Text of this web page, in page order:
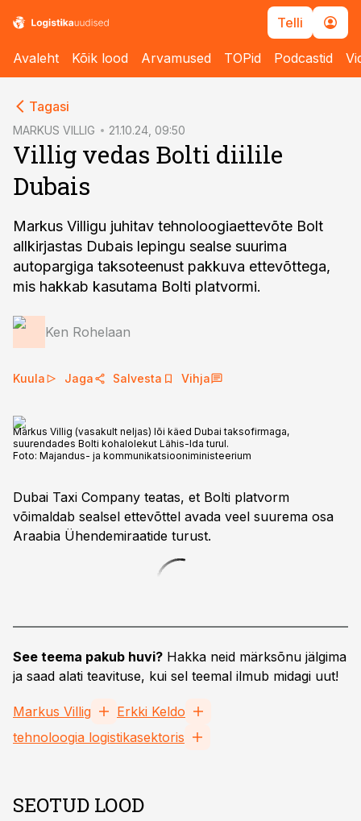
Telli
Avaleht Kõik lood Arvamused TOPid Podcastid
Tagasi
MARKUS VILLIG 21.10.24, 09:50
Villig vedas Bolti diilile
Dubais
Markus Villigu juhitav tehnoloogiaettevõte Bolt
allkirjastas Dubais lepingu sealse suurima
autopargiga taksoteenust pakkuva ettevõttega,
mis hakkab kasutama Bolti platvormi.
Ken Rohelaan
Kuula Jaga Salvesta Vihja
Markus Villig (vasakult neljas) lõi käed Dubai taksofirmaga,
suurendades Bolti kohalolekut Lähis-Ida turul.
Foto: Majandus- ja kommunikatsiooniministeerium
Dubai Taxi Company teatas, et Bolti platvorm
võimaldab sealsel ettevõttel avada veel suurema osa
Araabia Ühendemiraatide turust.
See teema pakub huvi? Hakka neid märksõnu jälgima
ja saad alati teavituse, kui sel teemal ilmub midagi uut!
Markus Villig
Erkki Keldo
tehnoloogia logistikasektoris
SEOTUD LOOD